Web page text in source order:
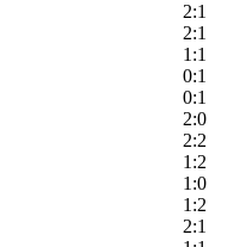
2:1
2:1
1:1
0:1
0:1
2:0
2:2
1:2
1:0
1:2
2:1